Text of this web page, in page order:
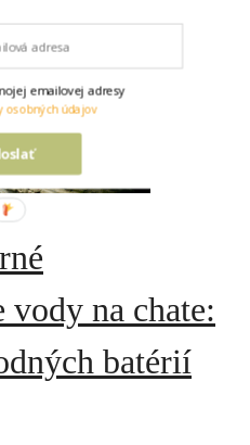
vody na chate:
batérií
emailovej adresy
osobných údajov